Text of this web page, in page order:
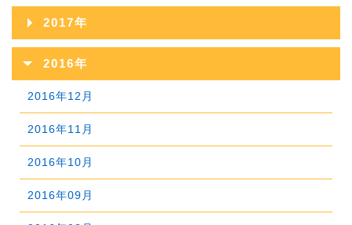
2025年03月
2025年02月
2025年01月
2024年03月
2024年02月
2024年01月
2023年06月
2023年05月
2022年07月
2022年06月
2022年05月
2022年04月
2022年03月
2022年02月
2022年01月
2021年08月
2021年07月
2021年06月
2021年05月
2021年04月
2021年03月
2021年02月
2020年09月
2020年08月
2020年07月
2020年06月
2020年05月
2020年04月
2019年11月
2019年10月
2019年09月
2019年08月
2019年07月
2019年06月
2019年05月
2018年12月
2018年11月
2018年10月
2018年09月
2018年08月
2018年07月
2018年06月
2017年
2017年12月
2017年11月
2017年10月
2017年09月
2017年08月
2017年07月
2016年
2016年12月
2016年11月
2016年10月
2016年09月